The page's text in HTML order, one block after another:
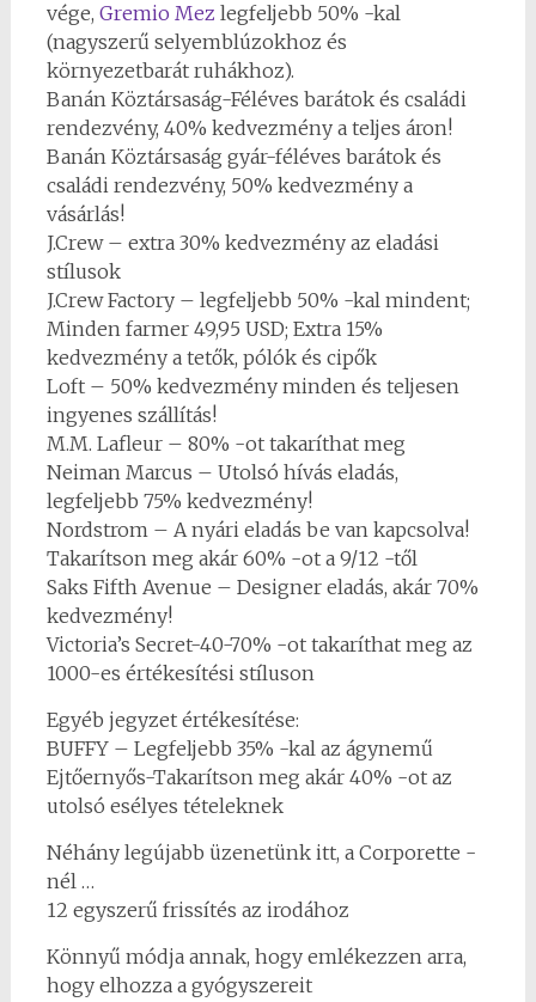
vége, Gremio Mez legfeljebb 50% -kal
(nagyszerű selyemblúzokhoz és
környezetbarát ruhákhoz).
Banán Köztársaság-Féléves barátok és családi
rendezvény, 40% kedvezmény a teljes áron!
Banán Köztársaság gyár-féléves barátok és
családi rendezvény, 50% kedvezmény a
vásárlás!
J.Crew – extra 30% kedvezmény az eladási
stílusok
J.Crew Factory – legfeljebb 50% -kal mindent;
Minden farmer 49,95 USD; Extra 15%
kedvezmény a tetők, pólók és cipők
Loft – 50% kedvezmény minden és teljesen
ingyenes szállítás!
M.M. Lafleur – 80% -ot takaríthat meg
Neiman Marcus – Utolsó hívás eladás,
legfeljebb 75% kedvezmény!
Nordstrom – A nyári eladás be van kapcsolva!
Takarítson meg akár 60% -ot a 9/12 -től
Saks Fifth Avenue – Designer eladás, akár 70%
kedvezmény!
Victoria’s Secret-40-70% -ot takaríthat meg az
1000-es értékesítési stíluson
Egyéb jegyzet értékesítése:
BUFFY – Legfeljebb 35% -kal az ágynemű
Ejtőernyős-Takarítson meg akár 40% -ot az
utolsó esélyes tételeknek
Néhány legújabb üzenetünk itt, a Corporette -
nél …
12 egyszerű frissítés az irodához
Könnyű módja annak, hogy emlékezzen arra,
hogy elhozza a gyógyszereit